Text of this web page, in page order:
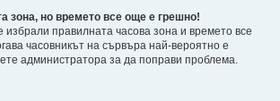
зона, но времето все още е грешно!
избрали правилната часова зона и времето все
часовникът на сървъра най-вероятно е
администратора за да поправи проблема.